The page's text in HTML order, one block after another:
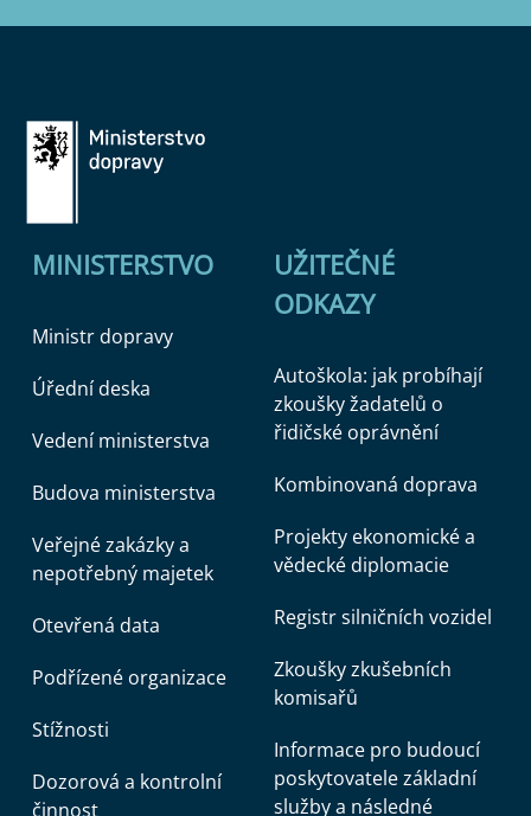
MINISTERSTVO
Ministr dopravy
Úřední deska
Vedení ministerstva
Budova ministerstva
Veřejné zakázky a
nepotřebný majetek
Otevřená data
Podřízené organizace
Stížnosti
Dozorová a kontrolní
činnost
UŽITEČNÉ
ODKAZY
Autoškola: jak probíhají
zkoušky žadatelů o
řidičské oprávnění
Kombinovaná doprava
Projekty ekonomické a
vědecké diplomacie
Registr silničních vozidel
Zkoušky zkušebních
komisařů
Informace pro budoucí
poskytovatele základní
služby a následné